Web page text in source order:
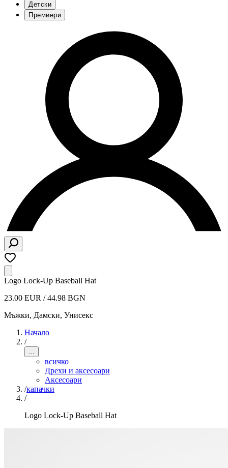
Детски
Премиери
Logo Lock-Up Baseball Hat
23.00 EUR / 44.98 BGN
Мъжки, Дамски, Унисекс
Начало
/
...
всичко
Дрехи и аксесоари
Аксесоари
/капачки
/
Logo Lock-Up Baseball Hat